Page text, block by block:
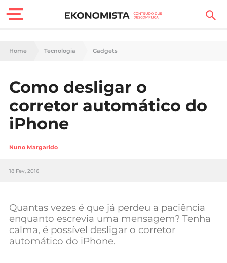
Finanças Pessoais
Carreira
Casa
Lifestyle
Sociedade
Negócios
Mundial 2026
Home Tecnologia Gadgets
Como desligar o
corretor automático do
iPhone
Nuno Margarido
18 Fev, 2016
Quantas vezes é que já perdeu a paciência
enquanto escrevia uma mensagem? Tenha
calma, é possível desligar o corretor
automático do iPhone.